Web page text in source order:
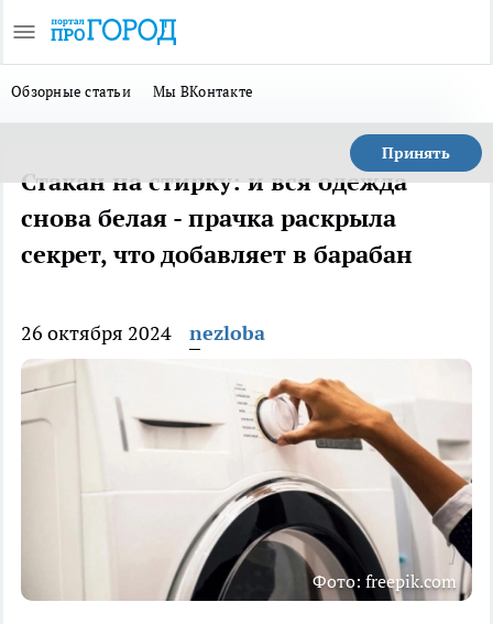
Обзорные статьи Мы ВКонтакте
Принять
Стакан на стирку: и вся одежда
снова белая - прачка раскрыла
секрет, что добавляет в барабан
26 октября 2024 nezloba
Фото: freepik.com